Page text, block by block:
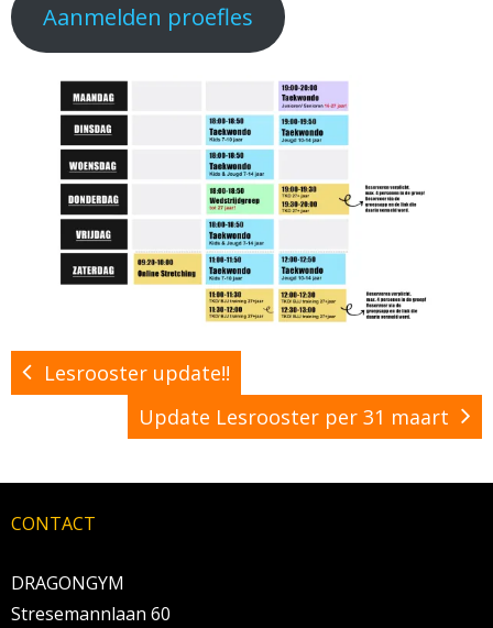
PRAKTISCHE ZELFVERDEDIGINGSCURSUS
Aanmelden proefles
Lesrooster update!!
Update Lesrooster per 31 maart
CONTACT
DRAGONGYM
Stresemannlaan 60